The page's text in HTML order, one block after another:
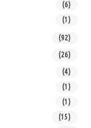
(6)
(1)
(92)
(26)
(4)
(1)
(1)
(15)